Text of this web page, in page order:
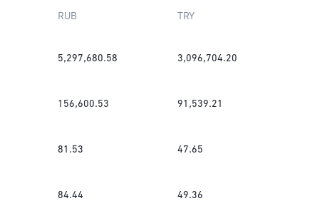
RUB TRY
5,297,680.58 3,096,704.20
156,600.53 91,539.21
81.53 47.65
84.44 49.36